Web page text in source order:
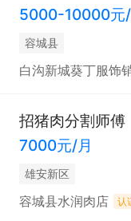
5000-10000元/
容城县
白沟新城葵丁服饰
招猪肉分割师傅
7000元/月
雄安新区
容城县水润肉店 认